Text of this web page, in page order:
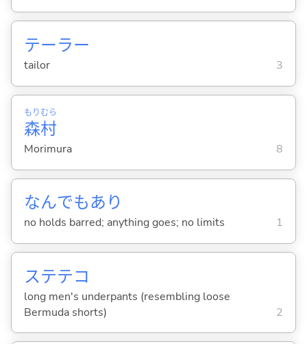
テーラー
tailor 3
森
もり
村
むら
Morimura 8
なんでもあり
no holds barred; anything goes; no limits 1
ステテコ
long men's underpants (resembling loose
Bermuda shorts)
2